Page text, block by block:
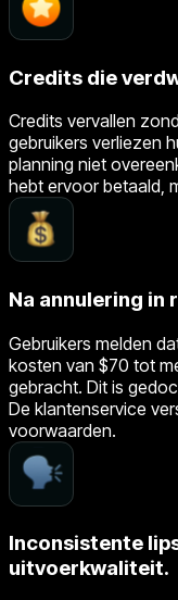
Credits die
Credits vervallen
gebruikers verliezen
planning niet
hebt ervoor betaald,
Na annulering in
Gebruikers melden
kosten van $70 tot
gebracht. Dit is
De klantenservice
voorwaarden.
Inconsistente
uitvoerkwaliteit.